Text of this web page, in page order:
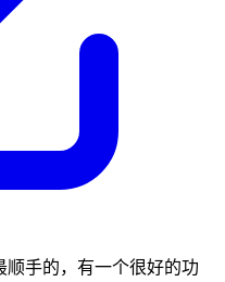
顺手的，有一个很好的功